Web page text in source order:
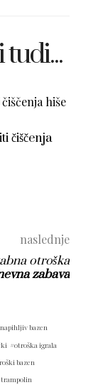
čiščenja
naslednje
otroška
zabava
napihljiv bazen
otroška igrala
bazen